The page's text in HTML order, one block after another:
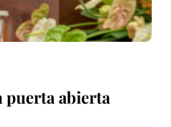
puerta abierta